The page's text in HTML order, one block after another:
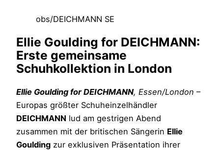
obs/DEICHMANN SE
Ellie Goulding for DEICHMANN:
Erste gemeinsame
Schuhkollektion in London
Ellie Goulding for DEICHMANN, Essen/London –
Europas größter Schuheinzelhändler
DEICHMANN lud am gestrigen Abend
zusammen mit der britischen Sängerin Ellie
Goulding zur exklusiven Präsentation ihrer